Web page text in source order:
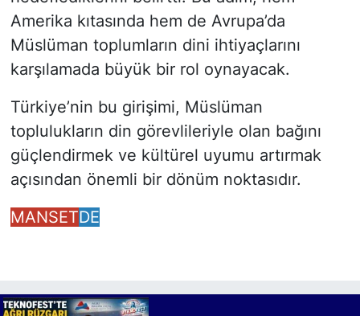
Amerika kıtasında hem de Avrupa’da
Müslüman toplumların dini ihtiyaçlarını
karşılamada büyük bir rol oynayacak.
Türkiye’nin bu girişimi, Müslüman
toplulukların din görevlileriyle olan bağını
güçlendirmek ve kültürel uyumu artırmak
açısından önemli bir dönüm noktasıdır.
MANSETDE